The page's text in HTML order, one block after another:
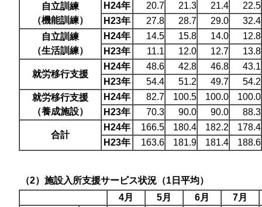
自立訓練
（機能訓練）
H24年 20.7 21.3 21.4
22.5
H23年
27.8 28.7 29.0
32.4
自立訓練
（生活訓練）
H24年 14.5 15.8 14.0
12.8
H23年
11.1 12.0 12.7 13.8
就労移行支援
H24年 48.6 42.8 46.8
43.1
H23年
54.4 51.2 49.7
54.2
就労移行支援
（養成施設）
H24年 82.7 100.5 100.0
100.0
H23年
70.3 90.0 90.0 88.3
合計
H24年 166.5 180.4 182.2
178.4
H23年
163.6 181.9 181.4 188.6
（2）施設入所支援サービス状況（1日平均）
4月
5月 6月 7月